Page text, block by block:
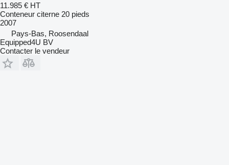
11.985 € HT
Conteneur citerne 20 pieds
2007
Pays-Bas, Roosendaal
Equipped4U BV
Contacter le vendeur